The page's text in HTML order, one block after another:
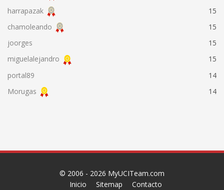
harrapazak
15
chamoleando
15
joorges
15
miguelalejandro
15
portal89
14
Morugas
14
© 2006 - 2026 MyUCITeam.com
Inicio
Sitemap Contacto